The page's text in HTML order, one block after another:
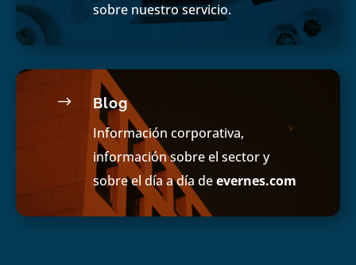
sobre nuestro servicio.
$ Blog
Información corporativa,
información sobre el sector y
sobre el día a día deevernes.com